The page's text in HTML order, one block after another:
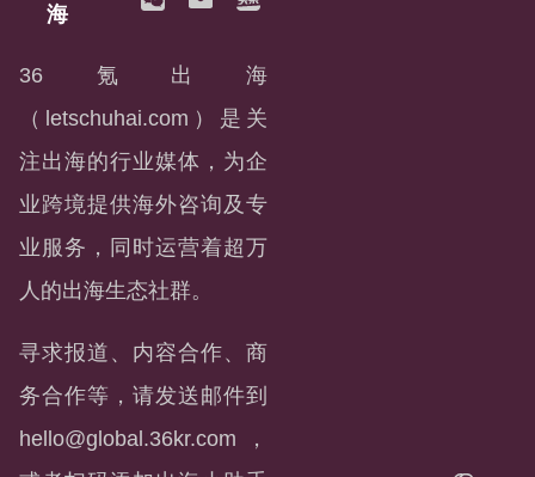
海
36氪出海
（letschuhai.com）是关
注出海的行业媒体，为企
业跨境提供海外咨询及专
业服务，同时运营着超万
人的出海生态社群。
寻求报道、内容合作、商
务合作等，请发送邮件到
hello@global.36kr.com ，